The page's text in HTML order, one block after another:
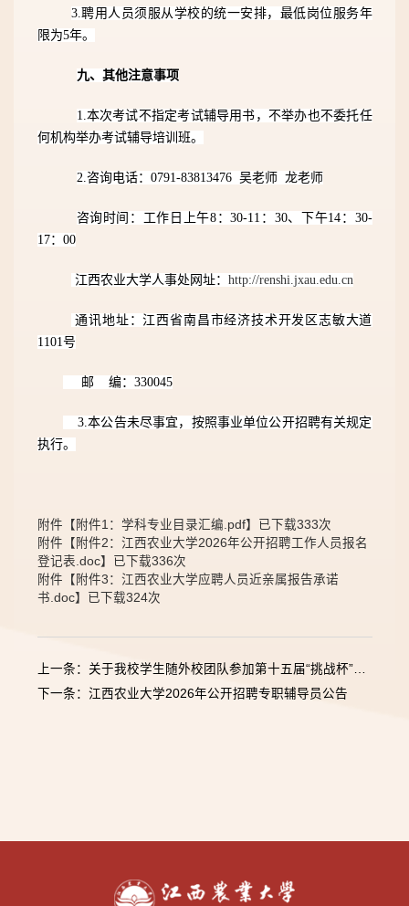
3.聘用人员须服从学校的统一安排，最低岗位服务年
限为5年。
九、其他注意事项
1.本次考试不指定考试辅导用书，不举办也不委托任
何机构举办考试辅导培训班。
2.咨询电话： 0791-83813476 吴老师 龙老师
咨询时间：工作日上午8 ：30-11：30、下午14：30-
17：00
江西农业大学人事处网址： http://renshi.jxau.edu.cn
通讯地址：江西省南昌市经济技术开发区志敏大道
1101号
邮 编：330045
3.本公告未尽事宜，按照事业单位公开招聘有关规定
执行。
附件【 附件1：学科专业目录汇编.pdf】已下载333次
附件【 附件2：江西农业大学2026年公开招聘工作人员报名
登记表.doc】已下载336次
附件【 附件3：江西农业大学应聘人员近亲属报告承诺
书.doc】已下载324次
上一条：关于我校学生随外校团队参加第十五届“挑战杯”中国大学生创业计划竞赛的公示
下一条：江西农业大学2026年公开招聘专职辅导员公告